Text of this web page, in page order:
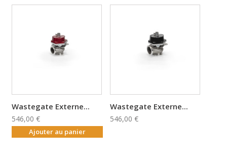
Wastegate Externe...
546,00 €
Ajouter au panier
Wastegate Externe...
546,00 €